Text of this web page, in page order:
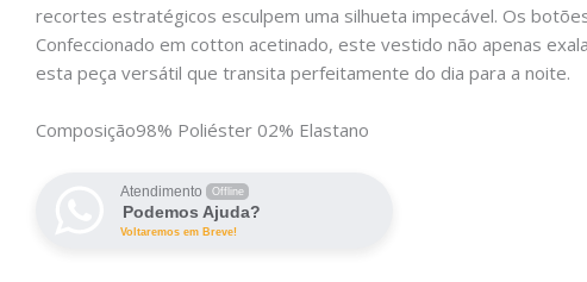
recortes estratégicos esculpem uma silhueta impecável. Os
Confeccionado em cotton acetinado, este vestido não apenas
esta peça versátil que transita perfeitamente do dia para a noite.
Composição98% Poliéster 02% Elastano
Atendimento Offline
Podemos Ajuda?
Voltaremos em Breve!